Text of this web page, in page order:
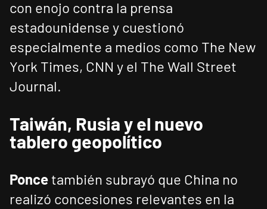
con enojo contra la prensa
estadounidense y cuestionó
especialmente a medios como The New
York Times, CNN y el The Wall Street
Journal.
Taiwán, Rusia y el nuevo
tablero geopolítico
Poncetambién subrayó que China no
realizó concesiones relevantes en la